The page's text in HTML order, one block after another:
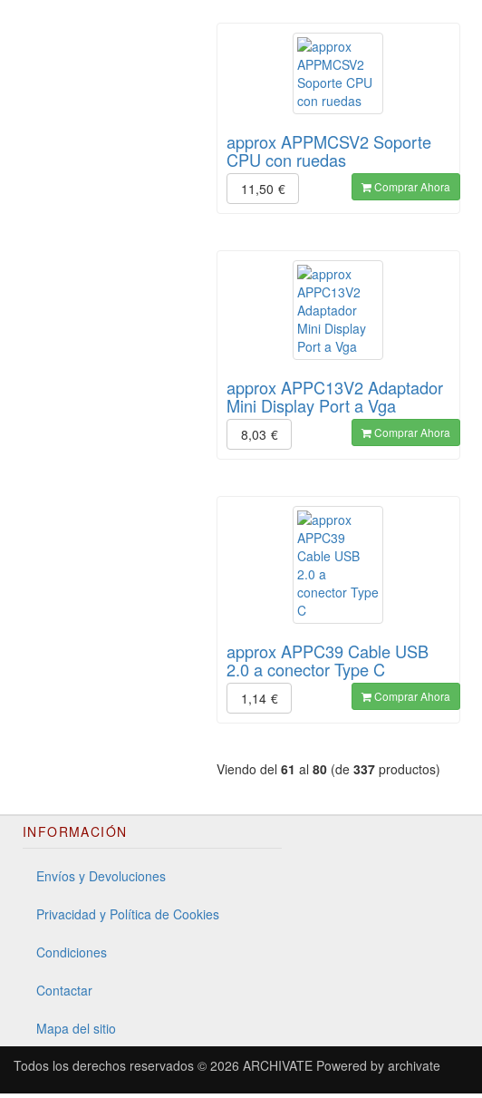
approx APPMCSV2 Soporte
CPU con ruedas
11,50 € Comprar Ahora
approx APPC13V2 Adaptador
Mini Display Port a Vga
8,03 € Comprar Ahora
approx APPC39 Cable USB
2.0 a conector Type C
1,14 € Comprar Ahora
Viendo del 61 al 80 (de 337 productos)
INFORMACIÓN
Envíos y Devoluciones
Privacidad y Política de Cookies
Condiciones
Contactar
Mapa del sitio
Todos los derechos reservados © 2026 ARCHIVATE Powered by archivate